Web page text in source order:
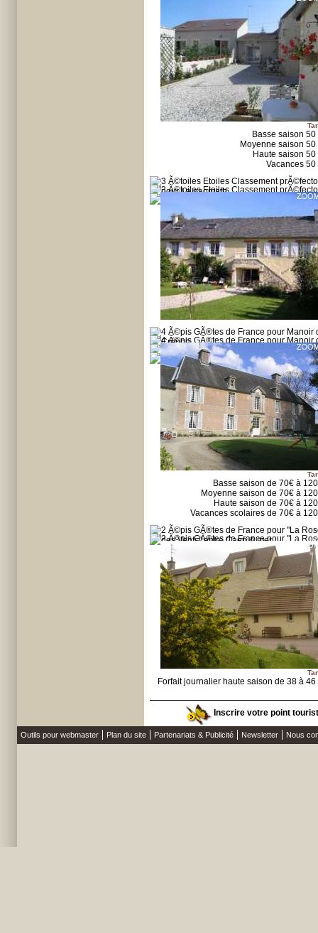
Basse saison 50
Moyenne saison 50
Haute saison 50
Vacances 50
Basse saison de 70€ à
Moyenne saison de 70€ à
Haute saison de 70€ à
Vacances scolaires de 70€ à
Forfait journalier haute saison de 38 à 46
Inscrire votre point
Outils pour webmaster Plan du site Partenariats & Publicité Newsletter Nous